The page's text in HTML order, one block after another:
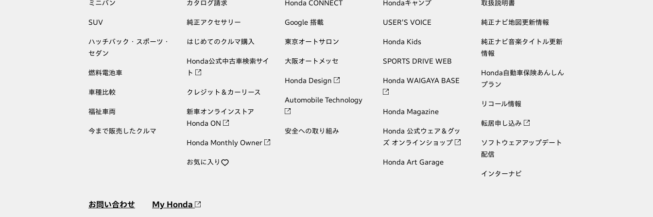
ミニバン
SUV
ハッチバック・スポーツ・
セダン
燃料電池車
車種比較
福祉車両
今まで販売したクルマ
カタログ請求
純正アクセサリー
はじめてのクルマ購入
Honda公式中古車検索サイ
ト
クレジット＆カーリース
新車オンラインストア
Honda ON
Honda Monthly Owner
お気に入り
Honda CONNECT
Google 搭載
東京オートサロン
大阪オートメッセ
Honda Design
Automobile Technology
安全への取り組み
Hondaキャンプ
USER'S VOICE
Honda Kids
SPORTS DRIVE WEB
Honda WAIGAYA BASE
Honda Magazine
Honda 公式ウェア＆グッ
ズ オンラインショップ
Honda Art Garage
取扱説明書
純正ナビ地図更新情報
純正ナビ音楽タイトル更新
情報
Honda自動車保険あんしん
プラン
リコール情報
転居申し込み
ソフトウェアアップデート
配信
インターナビ
お問い合わせ My Honda